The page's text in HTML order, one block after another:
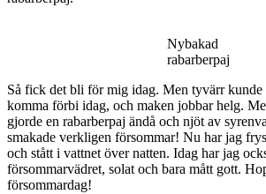
Nybakad
rabarberpaj
Så fick det bli för mig idag. Men tyvärr kunde
komma förbi idag, och maken jobbar helg.
gjorde en rabarberpaj ändå och njöt av
smakade verkligen försommar! Nu har jag
och stått i vattnet över natten. Idag har jag
försommarvädret, solat och bara mått gott.
försommardag!